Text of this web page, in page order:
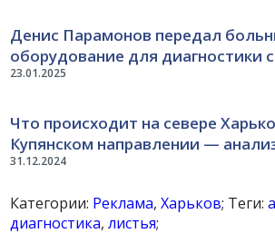
23.01.2025
Денис Парамонов передал
оборудование для диагностики
31.12.2024
Что происходит на севере
Купянском направлении —
Категории: Реклама,Харьков; Теги:
диагностика,листья;